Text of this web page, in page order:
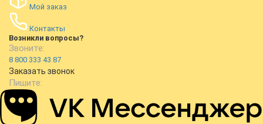
Мой заказ
Контакты
Возникли вопросы?
Звоните:
8 800 333 43 87
Заказать звонок
Пишите: